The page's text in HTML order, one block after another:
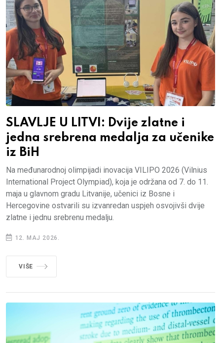
SLAVLJE U LITVI: Dvije zlatne i
jedna srebrena medalja za učenike
iz BiH
Na međunarodnoj olimpijadi inovacija VILIPO 2026 (Vilnius
International Project Olympiad), koja je održana od 7. do 11.
maja u glavnom gradu Litvanije, učenici iz Bosne i
Hercegovine ostvarili su izvanredan uspjeh osvojivši dvije
zlatne i jednu srebrenu medalju.
12. MAJ 2026.
VIŠE